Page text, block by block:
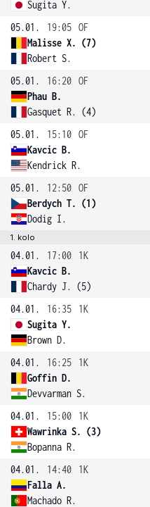
Sugita Y.
05.01.
19:05 OF
Malisse X. (7)
Robert S.
05.01.
16:20 OF
Phau B.
Gasquet R. (4)
05.01.
15:10 OF
Kavcic B.
Kendrick R.
05.01.
12:50 OF
Berdych T. (1)
Dodig I.
1. kolo
04.01. 17:00
1K
Kavcic B.
Chardy J. (5)
04.01.
16:35
1K
Sugita Y.
Brown D.
04.01.
16:25
1K
Goffin D.
Devvarman S.
04.01.
15:00
1K
Wawrinka S. (3)
Bopanna R.
04.01.
14:40
1K
Falla A.
Machado R.